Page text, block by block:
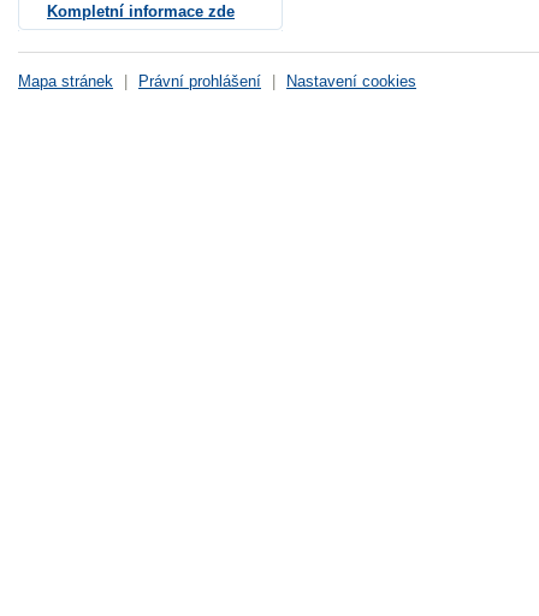
Kompletní informace zde
Mapa stránek Právní prohlášení Nastavení cookies